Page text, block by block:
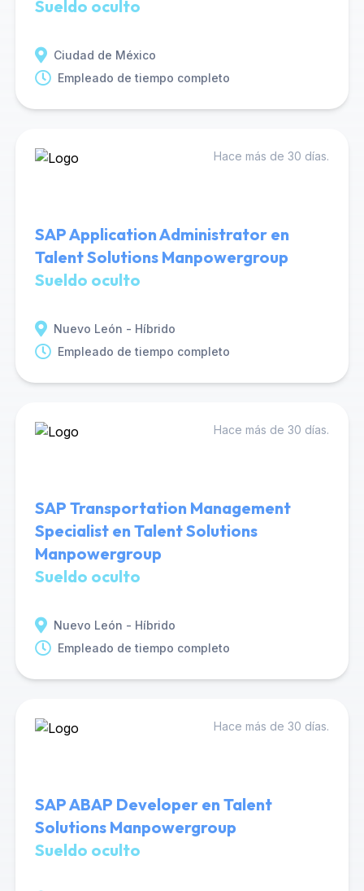
Sueldo oculto
Ciudad de México
Empleado de tiempo completo
Hace más de 30 días.
SAP Application Administrator en
Talent Solutions Manpowergroup
Sueldo oculto
Nuevo León - Híbrido
Empleado de tiempo completo
Hace más de 30 días.
SAP Transportation Management
Specialist en Talent Solutions
Manpowergroup
Sueldo oculto
Nuevo León - Híbrido
Empleado de tiempo completo
Hace más de 30 días.
SAP ABAP Developer en Talent
Solutions Manpowergroup
Sueldo oculto